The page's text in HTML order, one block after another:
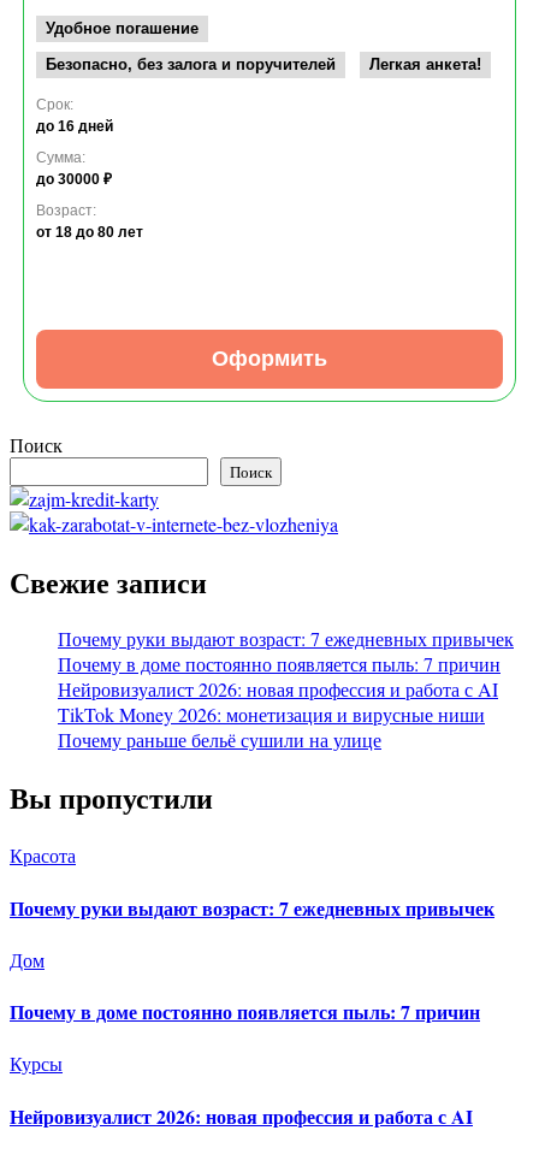
Удобное погашение
Безопасно, без залога и поручителей
Легкая анкета!
Срок:
до 16 дней
Сумма:
до 30000 ₽
Возраст:
от 18 до 80 лет
Оформить
Поиск
Поиск
Свежие записи
Почему руки выдают возраст: 7 ежедневных привычек
Почему в доме постоянно появляется пыль: 7 причин
Нейровизуалист 2026: новая профессия и работа с AI
TikTok Money 2026: монетизация и вирусные ниши
Почему раньше бельё сушили на улице
Вы пропустили
Красота
Почему руки выдают возраст: 7 ежедневных привычек
Дом
Почему в доме постоянно появляется пыль: 7 причин
Курсы
Нейровизуалист 2026: новая профессия и работа с AI